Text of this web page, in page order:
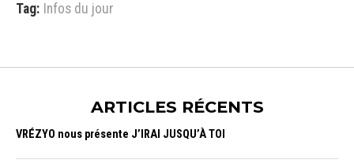
Tag: Infos du jour
ARTICLES RÉCENTS
VRÉZYO nous présente J’IRAI JUSQU’À TOI